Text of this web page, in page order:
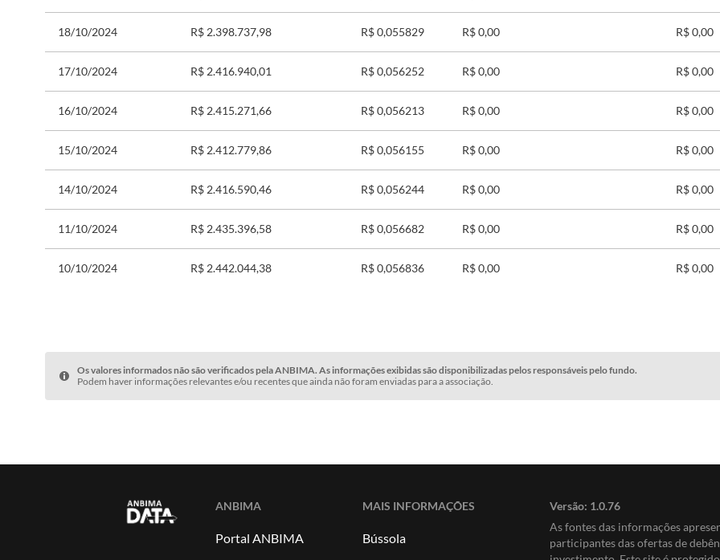
18/10/2024 R$ 2.398.737,98 R$ 0,055829 R$ 0,00 R$ 0,00
17/10/2024 R$ 2.416.940,01 R$ 0,056252 R$ 0,00 R$ 0,00
16/10/2024 R$ 2.415.271,66 R$ 0,056213 R$ 0,00 R$ 0,00
15/10/2024 R$ 2.412.779,86 R$ 0,056155 R$ 0,00 R$ 0,00
14/10/2024 R$ 2.416.590,46 R$ 0,056244 R$ 0,00 R$ 0,00
11/10/2024 R$ 2.435.396,58 R$ 0,056682 R$ 0,00 R$ 0,00
10/10/2024 R$ 2.442.044,38 R$ 0,056836 R$ 0,00 R$ 0,00
Os valores informados não são verificados pela ANBIMA. As informações exibidas são disponibilizadas pelos responsáveis pelo fundo.
Podem haver informações relevantes e/ou recentes que ainda não foram enviadas para a associação.
ANBIMA
Portal ANBIMA
MAIS INFORMAÇÕES
Bússola
Versão: 1.0.76
As fontes das informações
participantes das ofertas de